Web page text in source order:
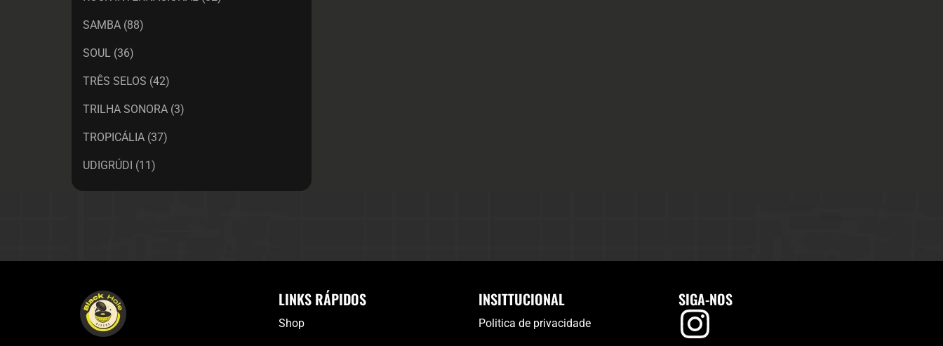
SAMBA (88)
SOUL (36)
TRÊS SELOS (42)
TRILHA SONORA (3)
TROPICÁLIA (37)
UDIGRÚDI (11)
LINKS RÁPIDOS
Shop
INSITTUCIONAL
Politica de privacidade
SIGA-NOS